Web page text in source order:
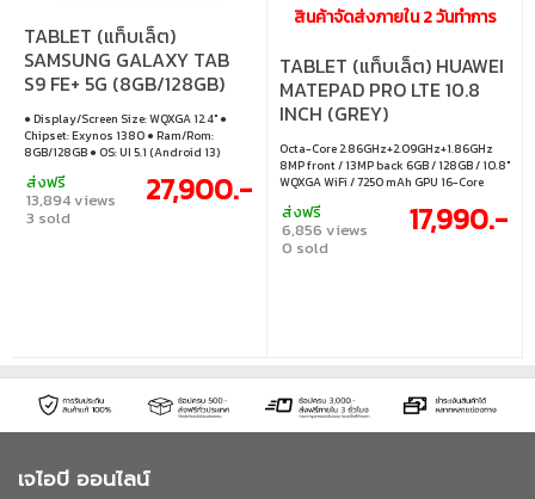
TABLET (แท็บเล็ต)
SAMSUNG GALAXY TAB
S9 FE+ 5G (8GB/128GB)
SM-X616BZAATHL (GRAY)
● Display/Screen Size: WQXGA 12.4" ●
Chipset: Exynos 1380 ● Ram/Rom:
8GB/128GB ● OS: UI 5.1 (Android 13)
ส่งฟรี
13,894 views
3 sold
27,900.-
สินค้าจัดส่งภายใน 2 วันทำการ
TABLET (แท็บเล็ต) HUAWEI
MATEPAD PRO LTE 10.8
INCH (GREY)
Octa-Core 2.86GHz+2.09GHz+1.86GHz
8MP front / 13MP back 6GB / 128GB / 10.8"
WQXGA WiFi / 7250 mAh GPU 16-Core
256GB
ส่งฟรี
6,856 views
0 sold
17,990.-
เจไอบี ออนไลน์